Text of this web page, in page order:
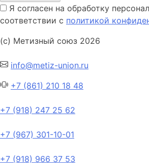
Я согласен на обработку
соответствии с политикой
(с) Метизный союз 2026
info@metiz-union.ru
+7 (861) 210 18 48
+7 (918) 247 25 62
+7 (967) 301-10-01
+7 (918) 966 37 53